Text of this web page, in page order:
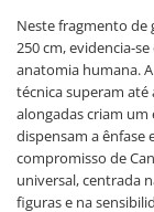
Neste fragmento de
250 cm, evidencia-
anatomia humana.
técnica superam até
alongadas criam
dispensam a ênfase
compromisso de
universal, centrada
figuras e na